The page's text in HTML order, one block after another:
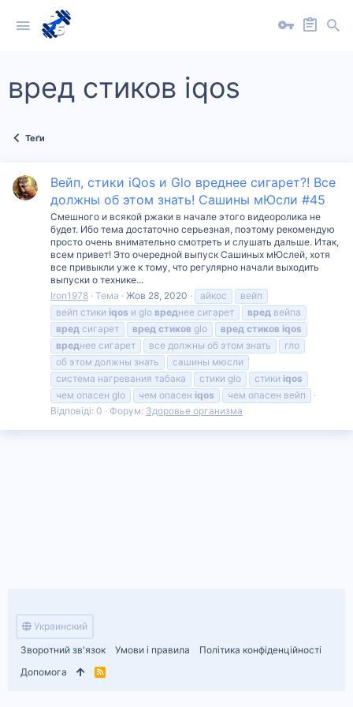
вред стиков iqos
Теґи
Вейп, стики iQos и Glo вреднее сигарет?! Все
должны об этом знать! Сашины мЮсли #45
Смешного и всякой ржаки в начале этого видеоролика не
будет. Ибо тема достаточно серьезная, поэтому рекомендую
просто очень внимательно смотреть и слушать дальше. Итак,
всем привет! Это очередной выпуск Сашиных мЮслей, хотя
все привыкли уже к тому, что регулярно начали выходить
выпуски о технике...
Iron1978 Тема Жов 28, 2020 айкос
вейп
вейп стики iqos и glo вреднее сигарет вред вейпа
вред сигарет вред стиков glo вред стиков iqos
вреднее сигарет все должны об этом знать
гло
об этом должны знать
сашины мюсли
система нагревания табака
стики glo стики iqos
чем опасен glo
чем опасен iqos
чем опасен вейп
Відповіді: 0
Форум: Здоровье организма
Украинский
Зворотний зв'язок
Умови і правила
Політика конфіденційності
Допомога
R